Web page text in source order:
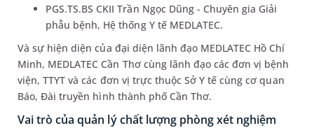
PGS.TS.BS CKII Trần Ngọc Dũng - Chuyên gia Giải
phẫu bệnh, Hệ thống Y tế MEDLATEC.
Và sự hiện diện của đại diện lãnh đạo MEDLATEC Hồ Chí
Minh, MEDLATEC Cần Thơ cùng lãnh đạo các đơn vị bệnh
viện, TTYT và các đơn vị trực thuộc Sở Y tế cùng cơ quan
Báo, Đài truyền hình thành phố Cần Thơ.
Vai trò của quản lý chất lượng phòng xét nghiệm